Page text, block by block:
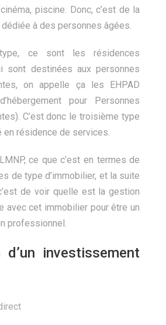
piscine. Donc, c’est de la
à des personnes âgées.
ce sont les résidences
sont destinées aux personnes
on appelle ça les EHPAD
pour Personnes
C’est donc le troisième type
en résidence de services.
ce que c’est en termes de
de type d’immobilier, et la suite
de voir quelle est la gestion
avec cet immobilier pour être un
professionnel.
investissement